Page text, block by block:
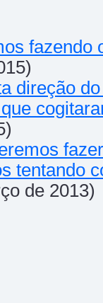
fazendo
direção
tentando
de 2013)